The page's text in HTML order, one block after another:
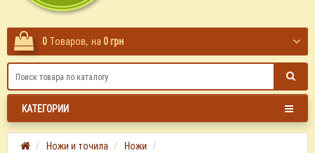
0 Tоваров, на 0 грн
КАТЕГОРИИ
Ножи и точила
Ножи